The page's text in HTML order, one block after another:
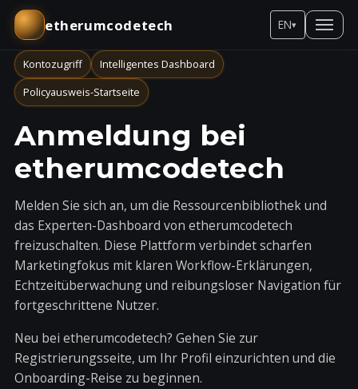
etherumcodetech EN▾
Kontozugriff
Intelligentes Dashboard
Policyausweis-Startseite
Anmeldung bei
etherumcodetech
Melden Sie sich an, um die Ressourcenbibliothek und
das Experten-Dashboard von etherumcodetech
freizuschalten. Diese Plattform verbindet scharfen
Marketingfokus mit klaren Workflow-Erklärungen,
Echtzeitüberwachung und reibungsloser Navigation für
fortgeschrittene Nutzer.
Neu bei etherumcodetech? Gehen Sie zur
Registrierungsseite, um Ihr Profil einzurichten und die
Onboarding-Reise zu beginnen.